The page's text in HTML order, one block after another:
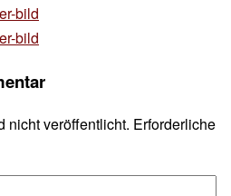
bild
bild
nicht veröffentlicht. Erforderliche